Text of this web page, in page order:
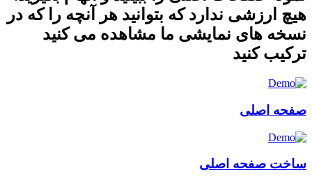
هیچ ارزشی ندارد که بتوانید هر آنچه را که در
نسخه های نمایشی ما مشاهده می کنید
ترکیب کنید
صفحه اصلی
ساخت صفحه اصلی